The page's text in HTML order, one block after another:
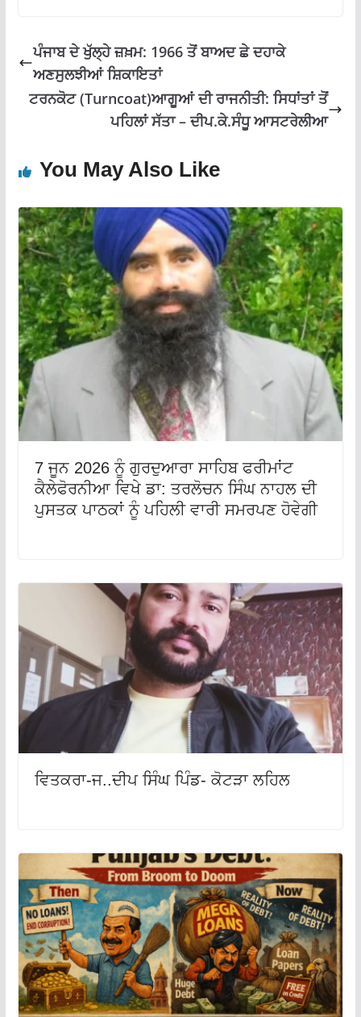
k p
ਪੰਜਾਬ ਦੇ ਖੁੱਲ੍ਹੇ ਜ਼ਖ਼ਮ: 1966 ਤੋਂ ਬਾਅਦ ਛੇ ਦਹਾਕੇ
ਅਣਸੁਲਝੀਆਂ ਸ਼ਿਕਾਇਤਾਂ
ਟਰਨਕੋਟ (Turncoat)ਆਗੂਆਂ ਦੀ ਰਾਜਨੀਤੀ: ਸਿਧਾਂਤਾਂ ਤੋਂ
ਪਹਿਲਾਂ ਸੱਤਾ – ਦੀਪ.ਕੇ.ਸੰਧੂ ਆਸਟਰੇਲੀਆ
You May Also Like
7 ਜੂਨ 2026 ਨੂੰ ਗੁਰਦੁਆਰਾ ਸਾਹਿਬ ਫਰੀਮਾਂਟ
ਕੈਲੇਫੋਰਨੀਆ ਵਿਖੇ ਡਾ: ਤਰਲੋਚਨ ਸਿੰਘ ਨਾਹਲ ਦੀ
ਪੁਸਤਕ ਪਾਠਕਾਂ ਨੂੰ ਪਹਿਲੀ ਵਾਰੀ ਸਮਰਪਣ ਹੋਵੇਗੀ
ਵਿਤਕਰਾ-ਜ..ਦੀਪ ਸਿੰਘ ਪਿੰਡ- ਕੋਟੜਾ ਲਹਿਲ